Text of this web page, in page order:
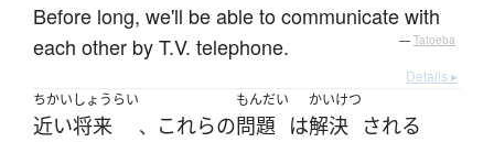
Before long, we'll be able to communicate with
each other by T.V. telephone.
— Tatoeba
Details ▸
ちかいしょうらい
近い将来 、 これらの
もんだい
問題 は
かいけつ
解決 される